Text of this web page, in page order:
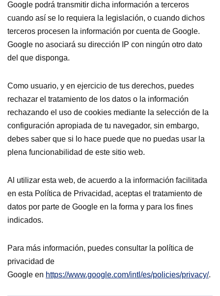
Google podrá transmitir dicha información a terceros
cuando así se lo requiera la legislación, o cuando dichos
terceros procesen la información por cuenta de Google.
Google no asociará su dirección IP con ningún otro dato
del que disponga.
Como usuario, y en ejercicio de tus derechos, puedes
rechazar el tratamiento de los datos o la información
rechazando el uso de cookies mediante la selección de la
configuración apropiada de tu navegador, sin embargo,
debes saber que si lo hace puede que no puedas usar la
plena funcionabilidad de este sitio web.
Al utilizar esta web, de acuerdo a la información facilitada
en esta Política de Privacidad, aceptas el tratamiento de
datos por parte de Google en la forma y para los fines
indicados.
Para más información, puedes consultar la política de
privacidad de
Google en https://www.google.com/intl/es/policies/privacy/.